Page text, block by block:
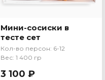
Мини-сосиски в
тесте сет
Кол-во персон: 6-12
Вес: 1 400 гр
3 100 ₽